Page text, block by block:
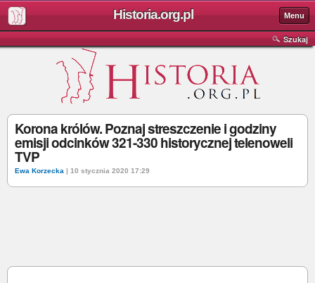
Historia.org.pl Menu
Szukaj
Korona królów. Poznaj streszczenie i godziny
emisji odcinków 321-330 historycznej telenoweli
TVP
Ewa Korzecka | 10 stycznia 2020 17:29